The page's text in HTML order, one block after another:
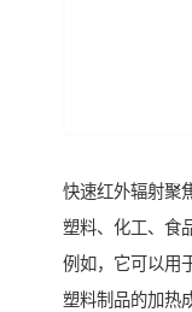
快速红外辐射聚
塑料、化工、食
例如，它可以用
塑料制品的加热